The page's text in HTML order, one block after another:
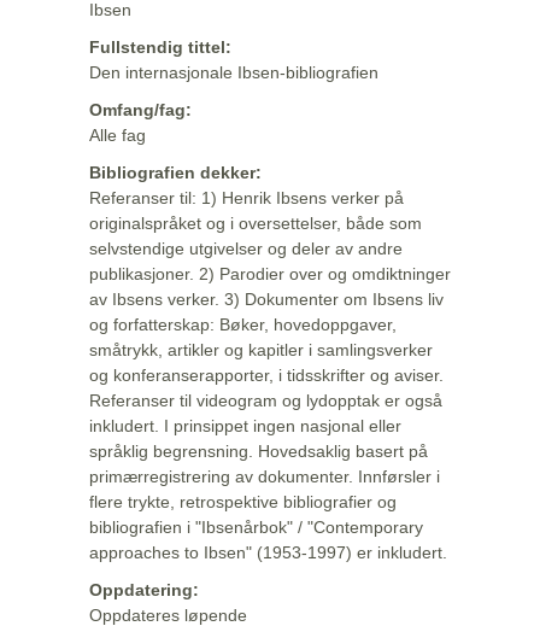
Ibsen
Fullstendig tittel:
Den internasjonale Ibsen-bibliografien
Omfang/fag:
Alle fag
Bibliografien dekker:
Referanser til: 1) Henrik Ibsens verker på
originalspråket og i oversettelser, både som
selvstendige utgivelser og deler av andre
publikasjoner. 2) Parodier over og omdiktninger
av Ibsens verker. 3) Dokumenter om Ibsens liv
og forfatterskap: Bøker, hovedoppgaver,
småtrykk, artikler og kapitler i samlingsverker
og konferanserapporter, i tidsskrifter og aviser.
Referanser til videogram og lydopptak er også
inkludert. I prinsippet ingen nasjonal eller
språklig begrensning. Hovedsaklig basert på
primærregistrering av dokumenter. Innførsler i
flere trykte, retrospektive bibliografier og
bibliografien i "Ibsenårbok" / "Contemporary
approaches to Ibsen" (1953-1997) er inkludert.
Oppdatering:
Oppdateres løpende